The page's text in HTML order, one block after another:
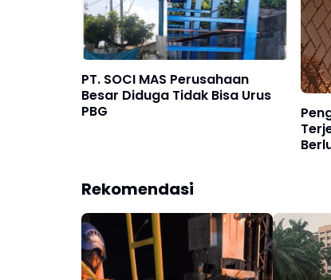
PT. SOCI MAS Perusahaan
Besar Diduga Tidak Bisa Urus
PBG
Rekomendasi